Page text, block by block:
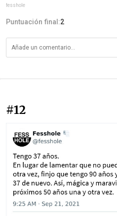
fesshole
Puntuación final:2
#12